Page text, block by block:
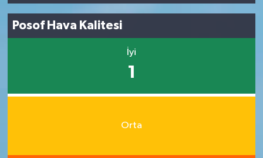
Posof Hava Kalitesi
İyi
1
Orta